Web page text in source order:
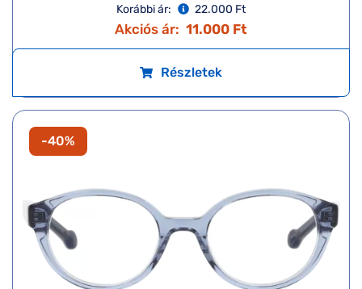
Korábbi ár:
22.000 Ft
Akciós ár: 11.000 Ft
Részletek
-40%